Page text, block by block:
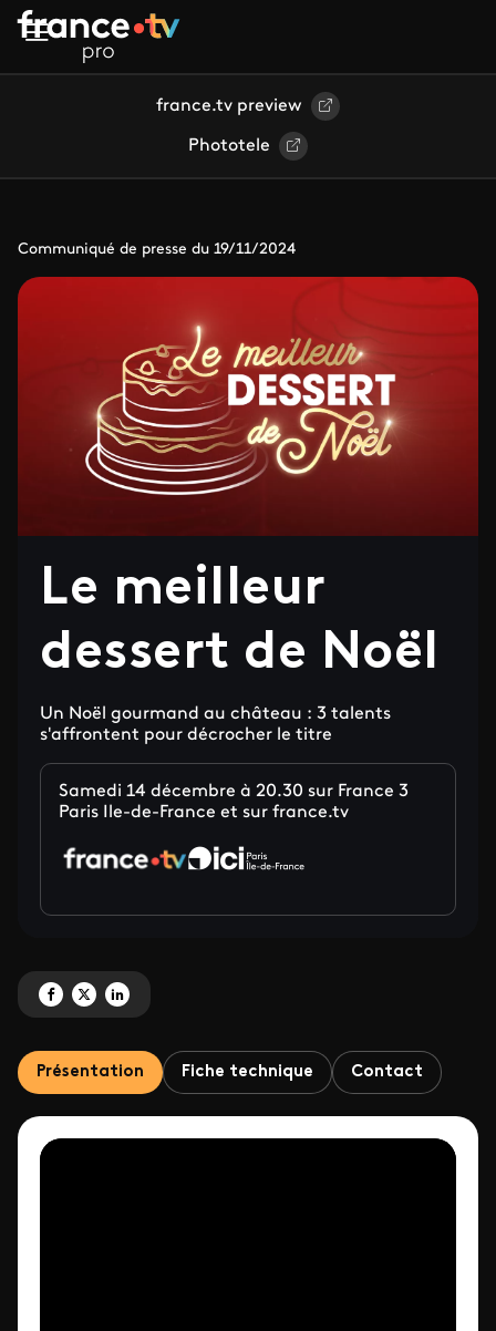
Aller au contenu principal
france.tv preview
Phototele
Communiqué de presse du 19/11/2024
Le meilleur
dessert de Noël
Un Noël gourmand au château : 3 talents
s'affrontent pour décrocher le titre
Samedi 14 décembre à 20.30 sur France 3
Paris Ile-de-France et sur france.tv
Partagez 'Le meilleur dessert de Noël' sur Facebook
Partagez 'Le meilleur dessert de Noël' sur X
Partagez 'Le meilleur dessert de Noël' sur LinkedIn
Présentation Fiche technique Contact